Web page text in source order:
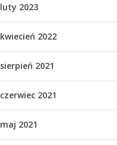
luty 2023
kwiecień 2022
sierpień 2021
czerwiec 2021
maj 2021